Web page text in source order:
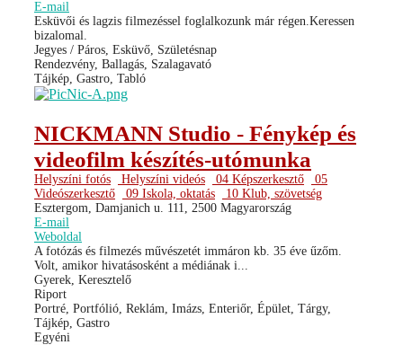
E-mail
Esküvői és lagzis filmezéssel foglalkozunk már régen.Keressen
bizalomal.
Jegyes / Páros, Esküvő, Születésnap
Rendezvény, Ballagás, Szalagavató
Tájkép, Gastro, Tabló
NICKMANN Studio - Fénykép és
videofilm készítés-utómunka
Helyszíni fotós Helyszíni videós 04 Képszerkesztő
05
Videószerkesztő
09 Iskola, oktatás
10 Klub, szövetség
Esztergom, Damjanich u. 111, 2500 Magyarország
E-mail
Weboldal
A fotózás és filmezés művészetét immáron kb. 35 éve űzőm.
Volt, amikor hivatásosként a médiának i...
Gyerek, Keresztelő
Riport
Portré, Portfólió, Reklám, Imázs, Enteriőr, Épület, Tárgy,
Tájkép, Gastro
Egyéni